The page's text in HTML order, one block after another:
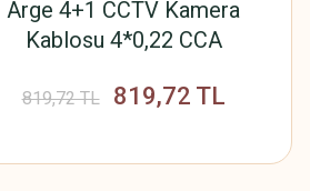
Arge 4+1 CCTV Kamera
Kablosu 4*0,22 CCA
819,72 TL 819,72 TL